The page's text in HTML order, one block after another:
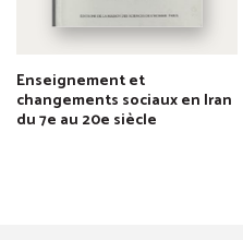
Enseignement et
changements sociaux en Iran
du 7e au 20e siècle